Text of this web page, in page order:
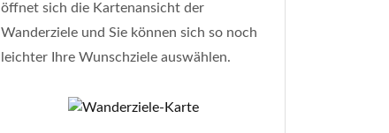
öffnet sich die Kartenansicht der
Wanderziele und Sie können sich so noch
leichter Ihre Wunschziele auswählen.